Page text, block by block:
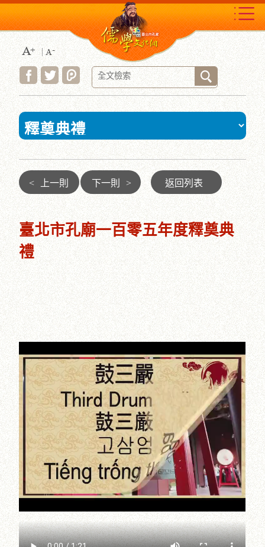
到
主
要
內
容
區
塊
:::
< 上一則 下一則 > 返回列表
臺北市孔廟一百零五年度釋奠典
禮